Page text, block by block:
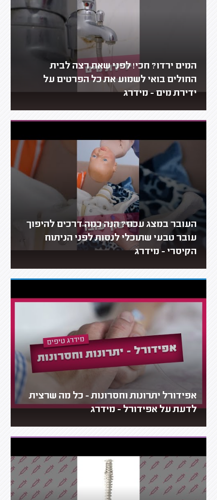
המים ירדו? חכי! לפני שאת רצה לבית
החולים בואי לשמוע את כל הפרטים על
ידירת מים - מידרג
העובר במצג עכוז? הנה כמה דרכים להיפוך
עובר טבעי שתוכלי לנסות לפני הניתוח
הקיסרי - מידרג
אפידורל יתרונות וחסרונות - כל מה שרצית
לדעת על אפידורל - מידרג